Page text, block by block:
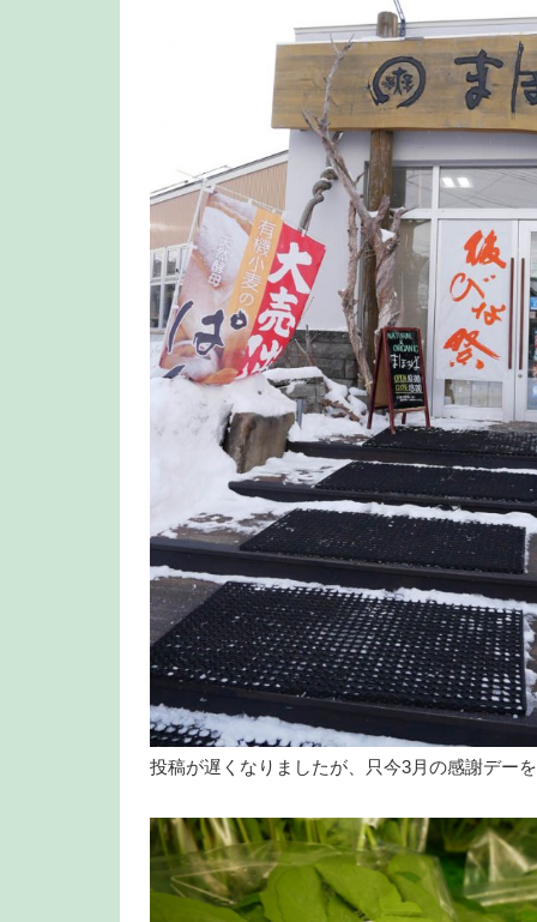
投稿が遅くなりましたが、只今3月の感謝デー